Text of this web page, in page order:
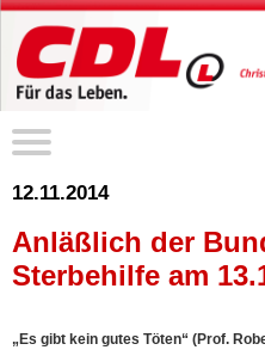
12.11.2014
Anläßlich der
Sterbehilfe am
„Es gibt kein gutes Töten“ (Prof.